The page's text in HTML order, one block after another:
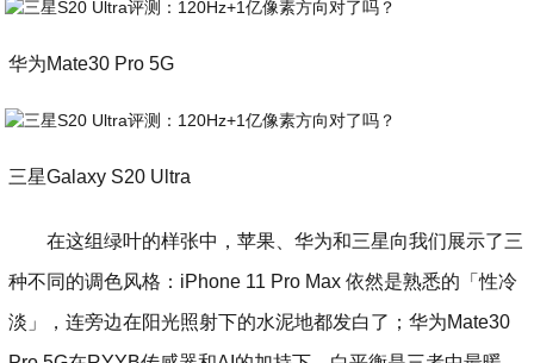
华为Mate30 Pro 5G
三星Galaxy S20 Ultra
在这组绿叶的样张中，苹果、华为和三星向我们展示了三
种不同的调色风格：iPhone 11 Pro Max 依然是熟悉的「性冷
淡」，连旁边在阳光照射下的水泥地都发白了；华为Mate30